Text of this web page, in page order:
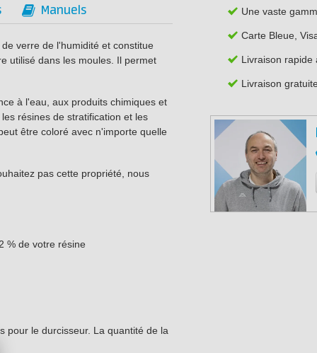
Manuels
verre de l'humidité et constitue
utilisé dans les moules. Il permet
à l'eau, aux produits chimiques et
résines de stratification et les
être coloré avec n'importe quelle
pas cette propriété, nous
% de votre résine
pour le durcisseur. La quantité de la
Une vaste
Carte Bleue,
Livraison rapide
Livraison